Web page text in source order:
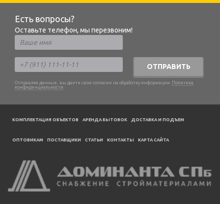
Есть вопросы?
Оставьте телефон, мы перезвоним!
ОТПРАВИТЬ
Отправляя данные, вы даете свое согласие на обработку информации. Политика
конфиденциальности .
КОМПЛЕКТАЦИЯ ОБЪЕКТОВ АРЕНДА БЫТОВОК ДОСТАВКА И ПОДЪЕМ
ОПТОВИКАМ ПОСТАВЩИКИ CТАТЬИ КОНТАКТЫ КАРТА САЙТА